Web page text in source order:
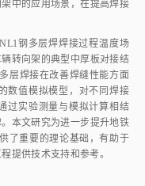
中的应用场景，在提高焊接
钢多层焊焊接过程温度场
转向架的典型中厚板对接结
层焊接在改善焊缝性能方面
数值模拟模型，对不同焊接
过实验测量与模拟计算相结
本文研究为进一步提升地铁
了重要的理论基础，有助于
提供技术支持和参考。